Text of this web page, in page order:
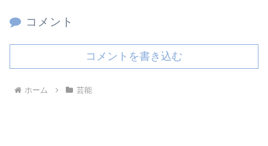
コメント
コメントを書き込む
ホーム 芸能